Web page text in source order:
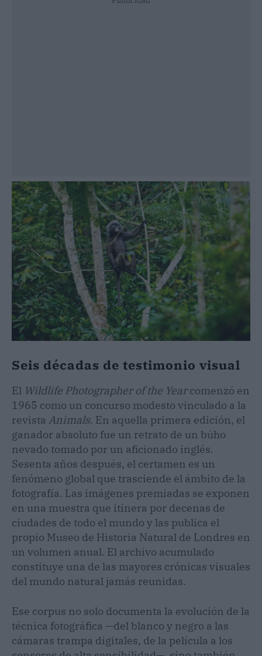
Seis décadas de testimonio visual
El Wildlife Photographer of the Yearcomenzó en
1965 como un concurso modesto vinculado a la
revista Animals. En aquella primera edición, el
ganador absoluto fue un retrato de un búho
nevado tomado por un aficionado inglés.
Sesenta años después, el certamen es un
fenómeno global que trasciende el ámbito de la
fotografía. Las imágenes premiadas se exponen
en una muestra que itinera por decenas de
ciudades de todo el mundo y las publica el
propio Museo de Historia Natural de Londres en
un volumen anual. El archivo acumulado
constituye una de las mayores crónicas visuales
del mundo natural jamás reunidas.
Ese corpus no solo documenta la evolución de la
técnica fotográfica —del blanco y negro a las
cámaras trampa digitales, de la película a los